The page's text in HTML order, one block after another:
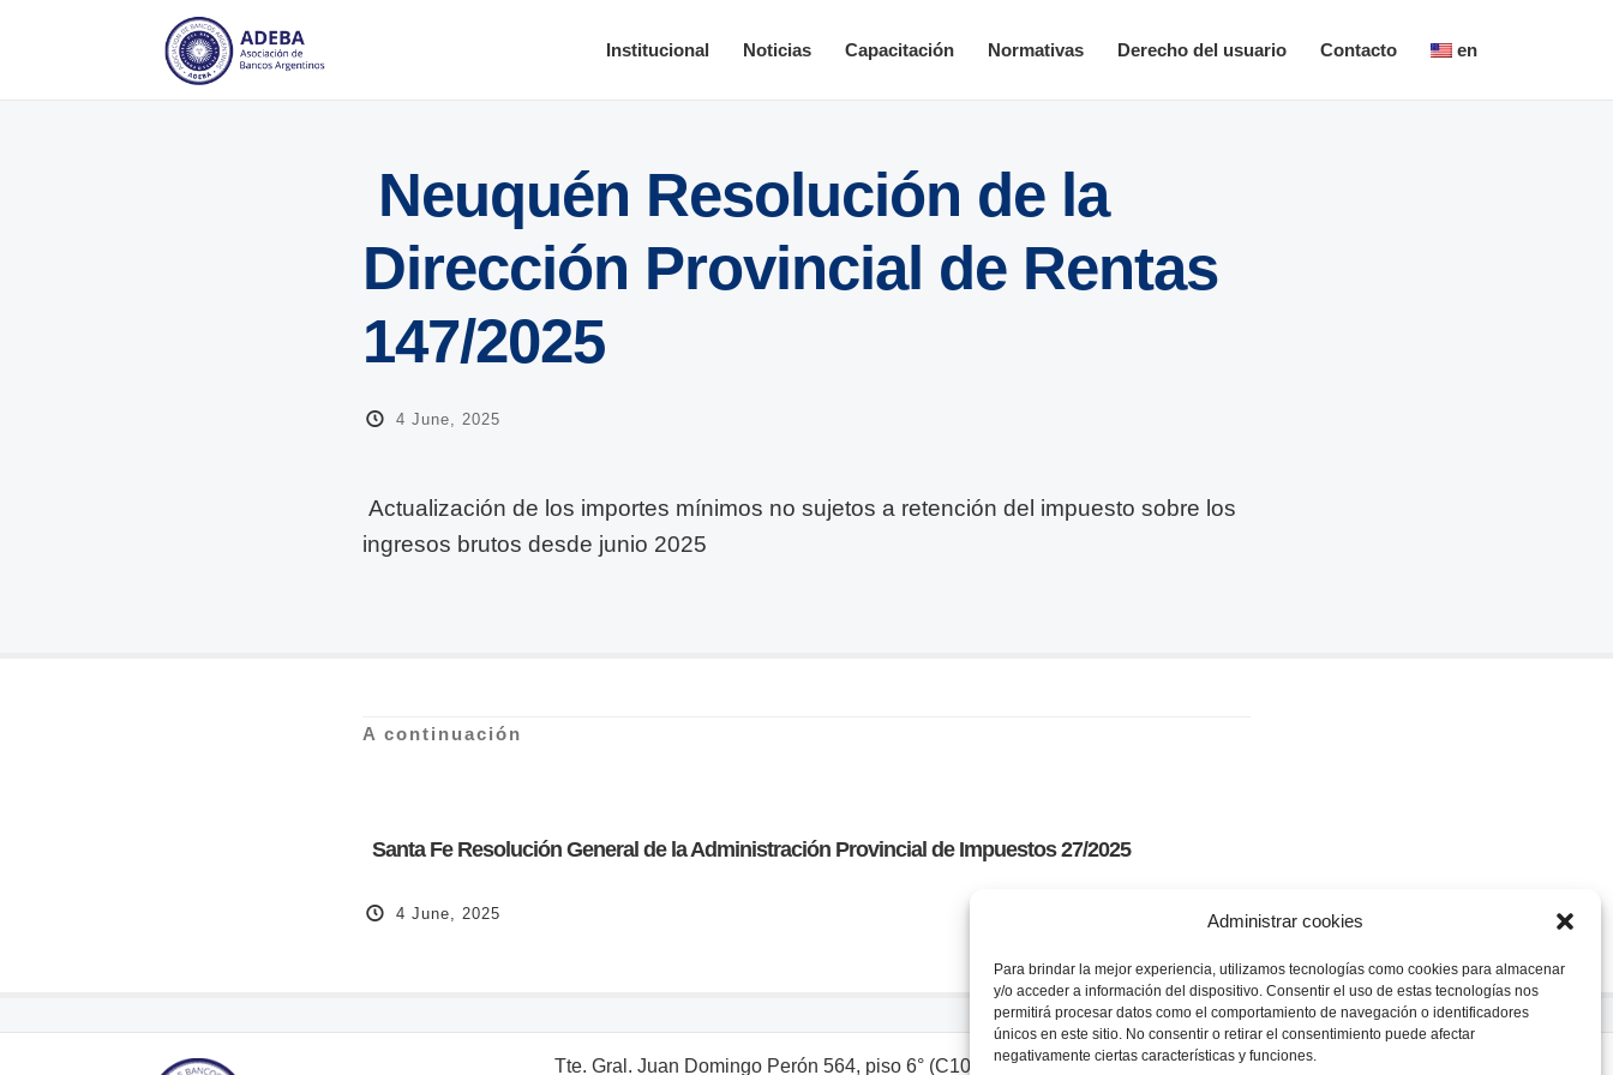
Administrar cookies
Para brindar la mejor experiencia, utilizamos tecnologías como cookies para almacenar
y/o acceder a información del dispositivo. Consentir el uso de estas tecnologías nos
permitirá procesar datos como el comportamiento de navegación o identificadores
únicos en este sitio. No consentir o retirar el consentimiento puede afectar
negativamente ciertas características y funciones.
Institucional Noticias Capacitación Normativas Derecho del usuario Contacto en
Neuquén Resolución de la
Dirección Provincial de Rentas
147/2025
4 June, 2025
Actualización de los importes mínimos no sujetos a retención del impuesto sobre los
ingresos brutos desde junio 2025
A continuación
Santa Fe Resolución General de la Administración Provincial de Impuestos 27/2025
4 June, 2025
Tte. Gral. Juan Domingo Perón 564, piso 6° (C1038AAL) Bs. As., Argentina.